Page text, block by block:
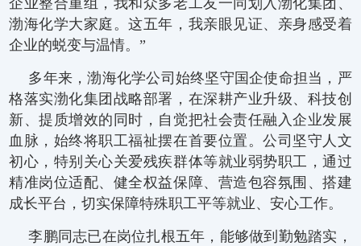
渤海化学大家庭。这五年，我亲眼见证、亲身感受着
企业的蜕变与温情。”
多年来，渤海化学公司始终坚守国企使命担当，严
格落实渤化集团战略部署，在深耕产业升级、科技创
新、提质增效的同时，自觉把社会责任融入企业发展
血脉，始终将职工福祉摆在首要位置。公司坚守人文
初心，特别关心关爱残疾群体等就业弱势职工，通过
精准岗位适配、健全权益保障、营造包容氛围、搭建
成长平台，切实保障特殊职工平等就业、安心工作。
李鹏同志已在岗位扎根五年，能够做到勤勉踏实，